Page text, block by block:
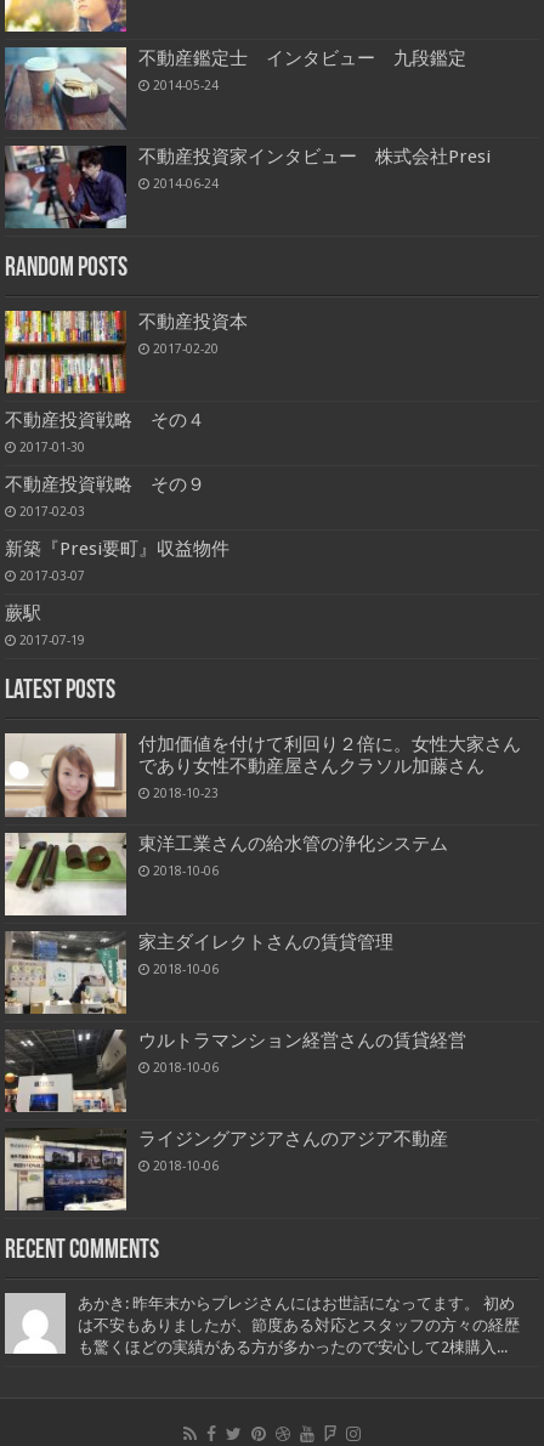
不動産鑑定士 インタビュー 九段鑑定
2014-05-24
不動産投資家インタビュー 株式会社Presi
2014-06-24
Random Posts
不動産投資本
2017-02-20
不動産投資戦略 その４
2017-01-30
不動産投資戦略 その９
2017-02-03
新築『Presi要町』収益物件
2017-03-07
蕨駅
2017-07-19
Latest Posts
付加価値を付けて利回り２倍に。女性大家さん
であり女性不動産屋さんクラソル加藤さん
2018-10-23
東洋工業さんの給水管の浄化システム
2018-10-06
家主ダイレクトさんの賃貸管理
2018-10-06
ウルトラマンション経営さんの賃貸経営
2018-10-06
ライジングアジアさんのアジア不動産
2018-10-06
Recent Comments
あかき: 昨年末からプレジさんにはお世話になってます。 初め
は不安もありましたが、節度ある対応とスタッフの方々の経歴
も驚くほどの実績がある方が多かったので安心して2棟購入...